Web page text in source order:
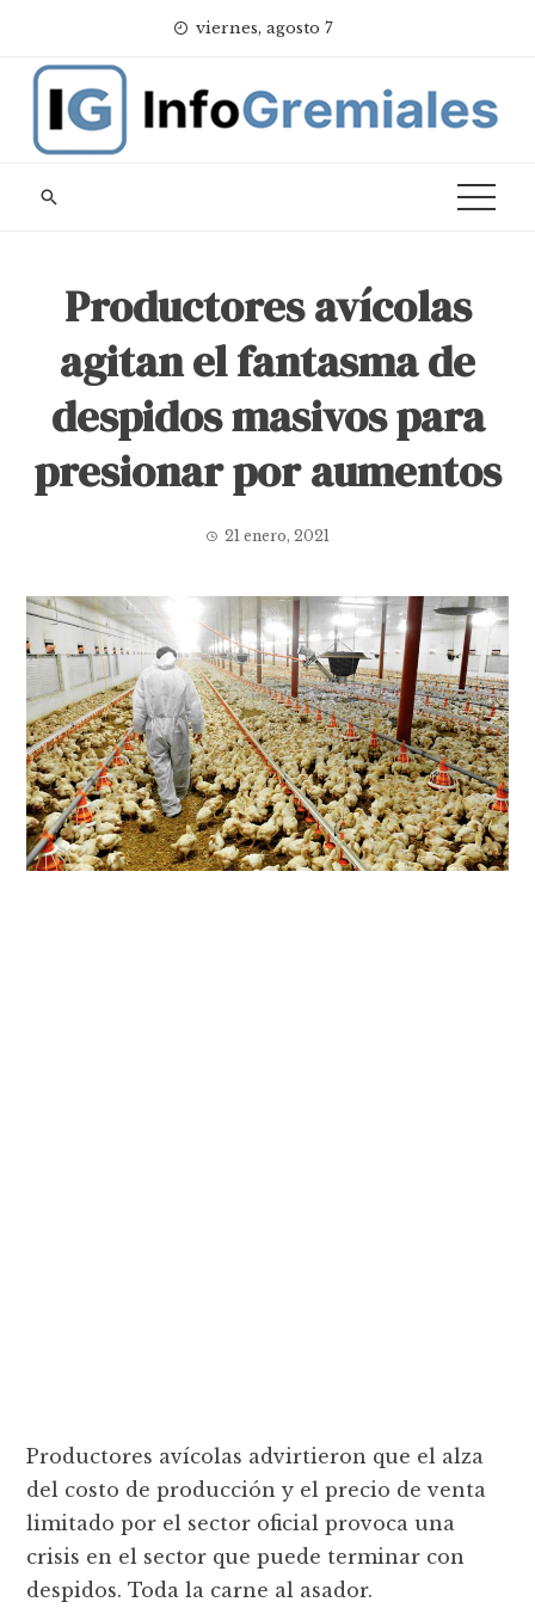
content
viernes, agosto 7
Productores avícolas
agitan el fantasma de
despidos masivos para
presionar por aumentos
21 enero, 2021
Productores avícolas advirtieron que el alza
del costo de producción y el precio de venta
limitado por el sector oficial provoca una
crisis en el sector que puede terminar con
despidos. Toda la carne al asador.